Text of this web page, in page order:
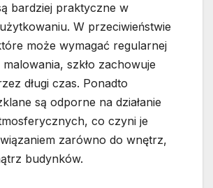
bardziej praktyczne w
W przeciwieństwie
może wymagać regularnej
szkło zachowuje
długi czas. Ponadto
są odporne na działanie
co czyni je
zarówno do wnętrz,
budynków.